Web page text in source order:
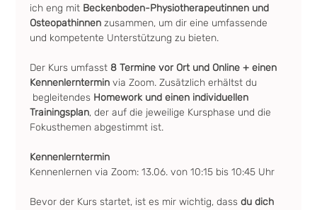
ich eng mit Beckenboden-Physiotherapeutinnen und
Osteopathinnen zusammen, um dir eine umfassende
und kompetente Unterstützung zu bieten.
Der Kurs umfasst 8 Termine vor Ort und Online + einen
Kennenlerntermin via Zoom. Zusätzlich erhältst du
begleitendes Homework und einen individuellen
Trainingsplan, der auf die jeweilige Kursphase und die
Fokusthemen abgestimmt ist.
Kennenlerntermin
Kennenlernen via Zoom: 13.06. von 10:15 bis 10:45 Uhr
Bevor der Kurs startet, ist es mir wichtig, dass du dich